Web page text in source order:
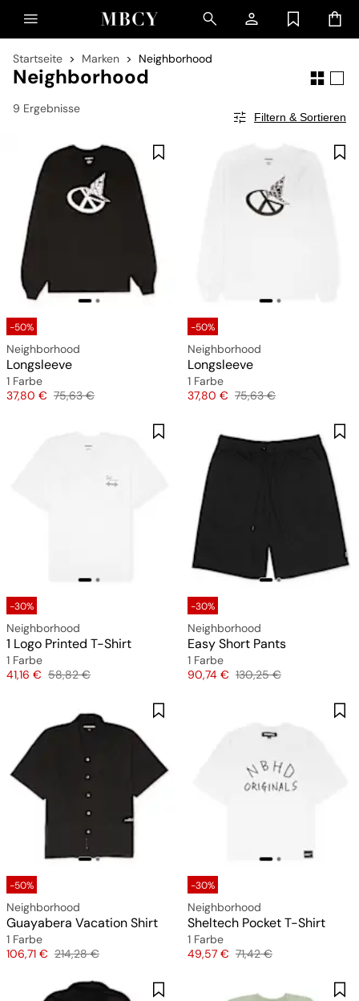
Startseite Marken Neighborhood
Neighborhood
9 Ergebnisse
Filtern & Sortieren
-50%
Neighborhood
Longsleeve
1 Farbe
Preis
37,80 € Originalpreis
75,63 €
-50%
Neighborhood
Longsleeve
1 Farbe
Preis
37,80 € Originalpreis
75,63 €
-30%
Neighborhood
1 Logo Printed T-Shirt
1 Farbe
Preis
41,16 € Originalpreis
58,82 €
-30%
Neighborhood
Easy Short Pants
1 Farbe
Preis
90,74 € Originalpreis
130,25 €
-50%
Neighborhood
Guayabera Vacation Shirt
1 Farbe
Preis
106,71 € Originalpreis
214,28 €
-30%
Neighborhood
Sheltech Pocket T-Shirt
1 Farbe
Preis
49,57 € Originalpreis
71,42 €